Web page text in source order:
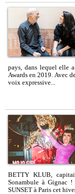
pays, dans lequel elle
Awards en 2019. Avec
voix expressive...
BETTY KLUB,
Sonambule à Gignac
SUNSET à Paris cet